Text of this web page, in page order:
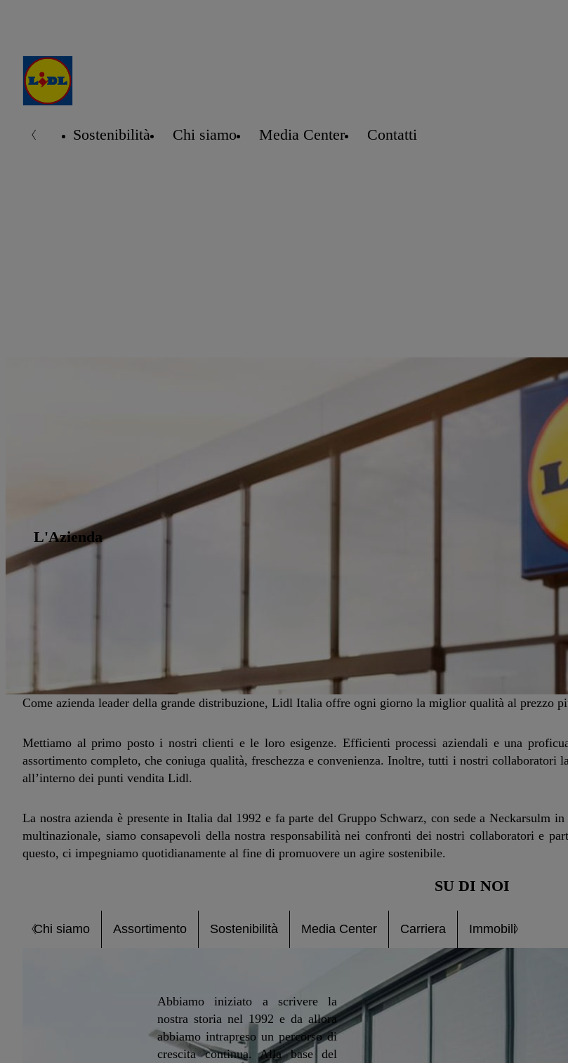
Sostenibilità Chi siamo Media Center Contatti
L'Azienda
Come azienda leader della grande distribuzione, Lidl Italia offre ogni giorno la miglior qualità al prezzo
Mettiamo al primo posto i nostri clienti e le loro esigenze. Efficienti processi aziendali e una
assortimento completo, che coniuga qualità, freschezza e convenienza. Inoltre, tutti i nostri collaboratori
all’interno dei punti vendita Lidl.
La nostra azienda è presente in Italia dal 1992 e fa parte del Gruppo Schwarz, con sede a Neckarsulm
multinazionale, siamo consapevoli della nostra responsabilità nei confronti dei nostri collaboratori e
questo, ci impegniamo quotidianamente al fine di promuovere un agire sostenibile.
SU DI NOI
Chi siamo Assortimento Sostenibilità Media Center Carriera Immobili
Abbiamo iniziato a scrivere la
nostra storia nel 1992 e da allora
abbiamo intrapreso un percorso di
crescita continua. Alla base del